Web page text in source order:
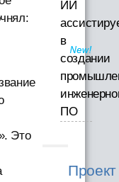
Это
ИИ
в
создании
ПО
Проект